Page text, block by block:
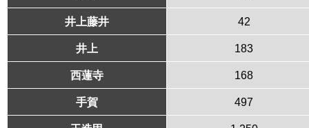
井上藤井 42
井上 183
西蓮寺 168
手賀 497